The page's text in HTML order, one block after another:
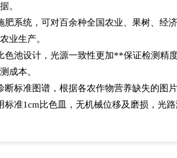
。
肥系统，可对百余种全国农业、果树、经
业生产。
色池设计，光源一致性更加**保证检测精
成本。
断标准图谱，根据各农作物营养缺失的图
标准1cm比色皿，无机械位移及磨损，光